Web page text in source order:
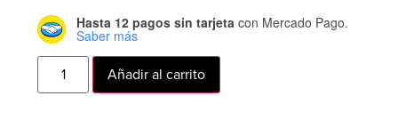
Hasta 12 pagos sin tarjeta con Mercado Pago.
Saber más
Añadir al carrito